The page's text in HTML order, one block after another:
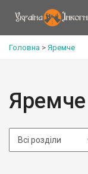
Головна > Яремче
Яремче